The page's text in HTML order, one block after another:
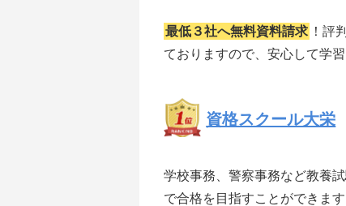
最低３社へ無料資料請求 ！評
ておりますので、安心して学
資格スクール大栄
学校事務、警察事務など教養
で合格を目指すことができま